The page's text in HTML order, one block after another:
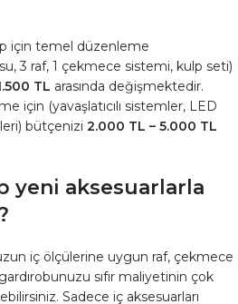
için temel düzenleme
3 raf, 1 çekmece sistemi, kulp seti)
TL arasında değişmektedir.
için (yavaşlatıcılı sistemler, LED
bütçenizi 2.000 TL – 5.000 TL
yeni aksesuarlarla
iç ölçülerine uygun raf, çekmece
sıfır maliyetinin çok
Sadece iç aksesuarları